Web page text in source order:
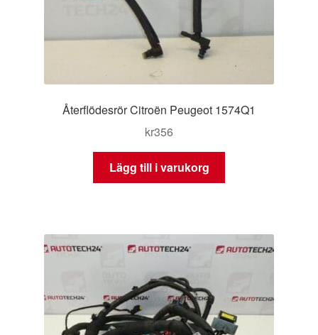
Återflödesrör Citroën Peugeot 1574Q1
kr356
Lägg till i varukorg